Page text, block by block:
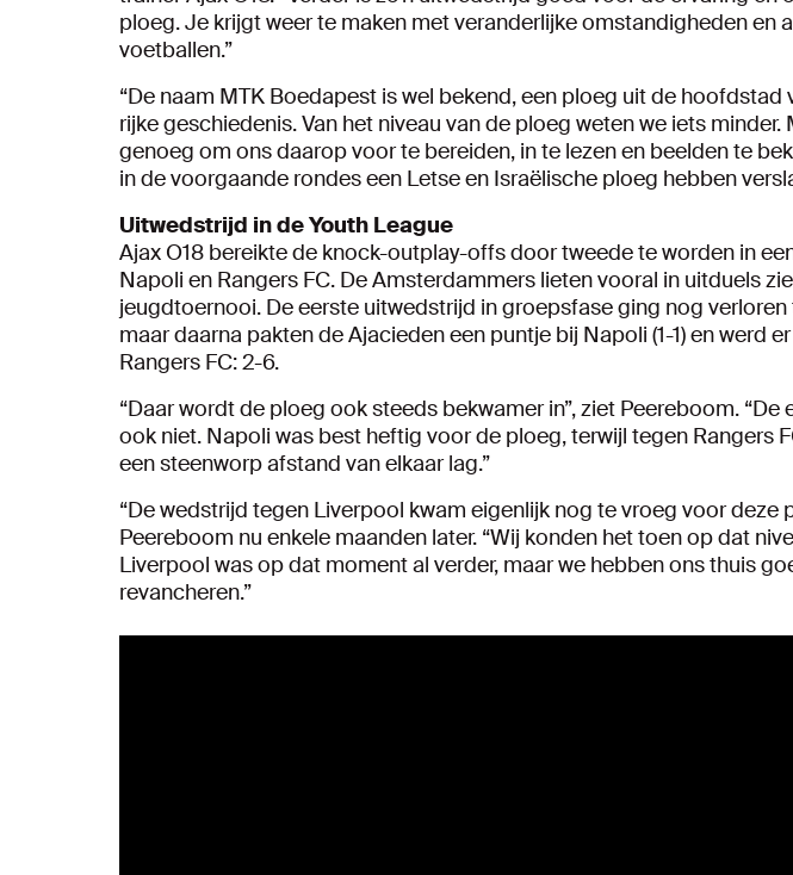
ploeg. Je krijgt weer te maken met veranderlijke omstandigheden en
voetballen.”
“De naam MTK Boedapest is wel bekend, een ploeg uit de hoofdstad
rijke geschiedenis. Van het niveau van de ploeg weten we iets minder.
genoeg om ons daarop voor te bereiden, in te lezen en beelden te
in de voorgaande rondes een Letse en Israëlische ploeg hebben
Uitwedstrijd in de Youth League
Ajax O18 bereikte de knock-outplay-offs door tweede te worden in
Napoli en Rangers FC. De Amsterdammers lieten vooral in uitduels
jeugdtoernooi. De eerste uitwedstrijd in groepsfase ging nog
maar daarna pakten de Ajacieden een puntje bij Napoli (1-1) en werd
Rangers FC: 2-6.
“Daar wordt de ploeg ook steeds bekwamer in”, ziet Peereboom. “De
ook niet. Napoli was best heftig voor de ploeg, terwijl tegen Rangers
een steenworp afstand van elkaar lag.”
“De wedstrijd tegen Liverpool kwam eigenlijk nog te vroeg voor deze
Peereboom nu enkele maanden later. “Wij konden het toen op dat
Liverpool was op dat moment al verder, maar we hebben ons thuis
revancheren.”